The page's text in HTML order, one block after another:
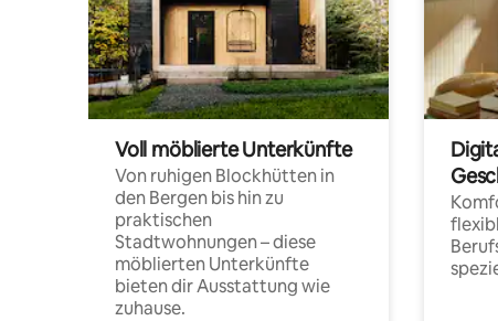
Voll möblierte Unterkünfte
Von ruhigen Blockhütten in
den Bergen bis hin zu
praktischen
Stadtwohnungen – diese
möblierten Unterkünfte
bieten dir Ausstattung wie
zuhause.